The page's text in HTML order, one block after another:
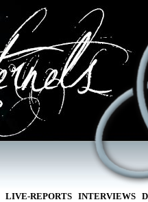
LIVE-REPORTS INTERVIEWS